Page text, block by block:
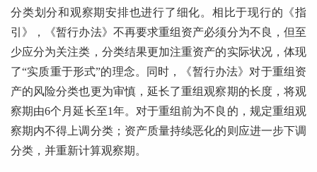
分类划分和观察期安排也进行了细化。相比于现行的《指
引》，《暂行办法》不再要求重组资产必须分为不良，但至
少应分为关注类，分类结果更加注重资产的实际状况，体现
了“实质重于形式”的理念。同时，《暂行办法》对于重组资
产的风险分类也更为审慎，延长了重组观察期的长度，将观
察期由6个月延长至1年。对于重组前为不良的，规定重组观
察期内不得上调分类；资产质量持续恶化的则应进一步下调
分类，并重新计算观察期。